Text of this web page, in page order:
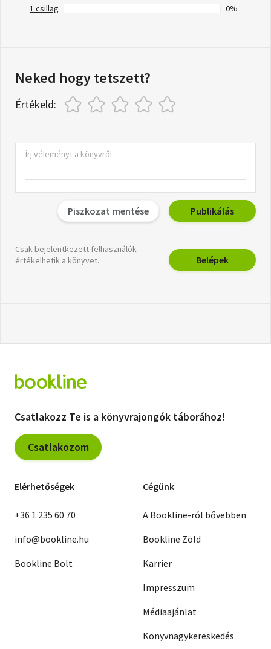
1 csillag
0%
Neked hogy tetszett?
Értékeld:
Piszkozat mentése Publikálás
Csak bejelentkezett felhasználók
értékelhetik a könyvet.
Belépek
Csatlakozz Te is a könyvrajongók táborához!
Csatlakozom
Elérhetőségek
+36 1 235 60 70
info@bookline.hu
Bookline Bolt
Cégünk
A Bookline-ról bővebben
Bookline Zöld
Karrier
Impresszum
Médiaajánlat
Könyvnagykereskedés